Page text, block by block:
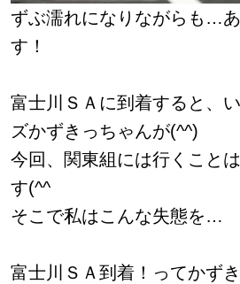
ずぶ濡れになりながらも…
す！
富士川ＳＡに到着すると、
ズかずきっちゃんが(^^)
今回、関東組には行くこと
す(^^ゞ
そこで私はこんな失態を…
富士川ＳＡ到着！ってかず